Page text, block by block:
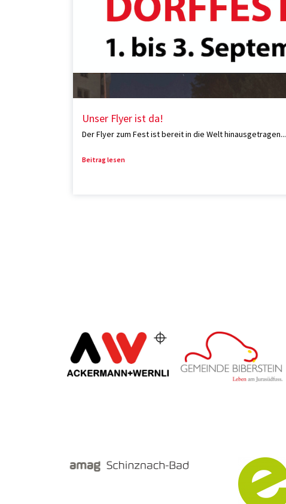
Unser Flyer ist da!
Der Flyer zum Fest ist bereit in die Welt hinausgetragen...
Beitrag lesen